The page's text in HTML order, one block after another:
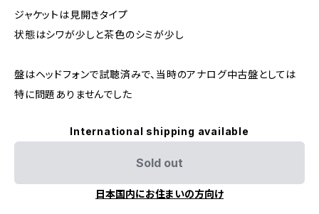
ジャケットは見開きタイプ
状態はシワが少しと茶色のシミが少し
盤はヘッドフォンで試聴済みで、当時のアナログ中古盤としては
特に問題ありませんでした
International shipping available
Sold out
日本国内にお住まいの方向け